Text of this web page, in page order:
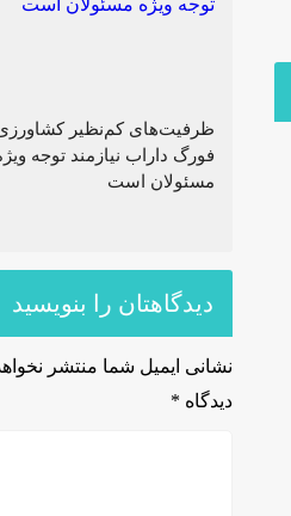
ظرفیت‌های کم‌نظیر
فورگ داراب نیازمند توجه
مسئولان است
دیدگاهتان را بنویسید
نشانی ایمیل شما منتشر
دیدگاه *